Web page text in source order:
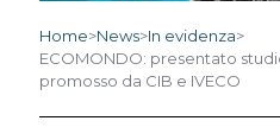
Home>News>In evidenza>
ECOMONDO: presentato
promosso da CIB e IVECO